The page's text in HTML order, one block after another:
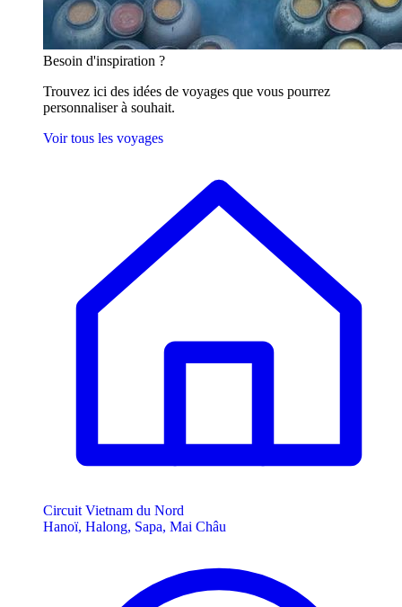
Besoin d'inspiration ?
Trouvez ici des idées de voyages que vous pourrez
personnaliser à souhait.
Voir tous les voyages
Circuit Vietnam du Nord
Hanoï, Halong, Sapa, Mai Châu